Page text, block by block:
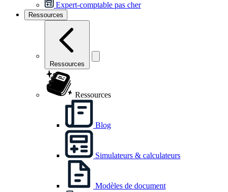
Expert-comptable pas cher
Ressources
Ressources
Ressources
Blog
Simulateurs & calculateurs
Modèles de document